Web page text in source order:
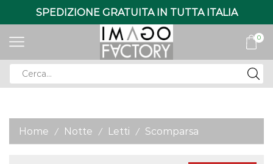
SPEDIZIONE GRATUITA IN TUTTA ITALIA
0
input
Home / Notte / Letti / Scomparsa